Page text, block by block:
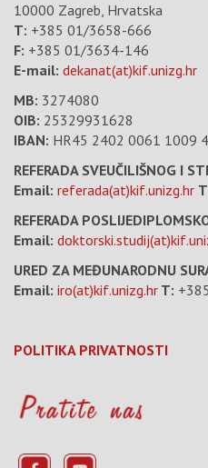
10000 Zagreb, Hrvatska
T: +385 01/3658-666
F: +385 01/3634-146
E-mail: dekanat(at)kif.unizg.hr
MB: 3274080
OIB: 25329931628
IBAN: HR45 2402 0061 1009
REFERADA SVEUČILIŠNOG I
Email: referada(at)kif.unizg.hr
REFERADA
Email:
URED ZA MEĐUNARODNU
Email: iro(at)kif.unizg.hr T:
POLITIKA PRIVATNOSTI